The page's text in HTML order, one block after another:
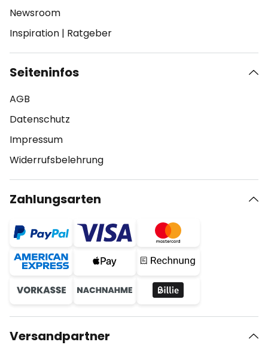
Newsroom
Inspiration | Ratgeber
Seiteninfos
AGB
Datenschutz
Impressum
Widerrufsbelehrung
Zahlungsarten
Versandpartner